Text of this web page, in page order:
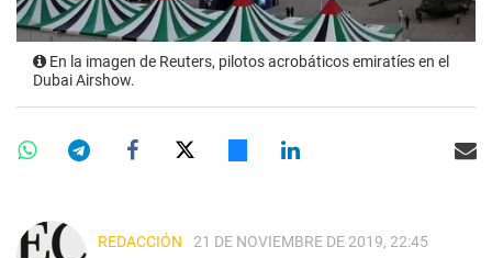
En la imagen de Reuters, pilotos acrobáticos emiratíes en el
Dubai Airshow.
REDACCIÓN 21 DE NOVIEMBRE DE 2019, 22:45